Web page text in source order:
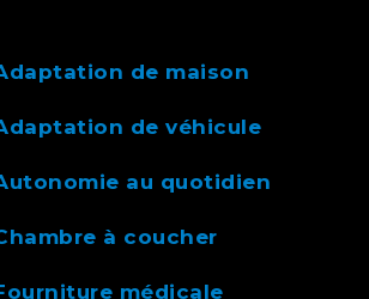
de maison
de véhicule
au quotidien
à coucher
médicale